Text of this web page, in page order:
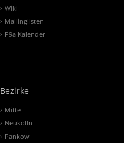
Wiki
Mailinglisten
P9a Kalender
Bezirke
Mitte
Neukölln
Pankow